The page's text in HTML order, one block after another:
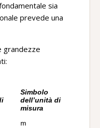
sia
prevede una
grandezze
Simbolo
dell’unità di
misura
m